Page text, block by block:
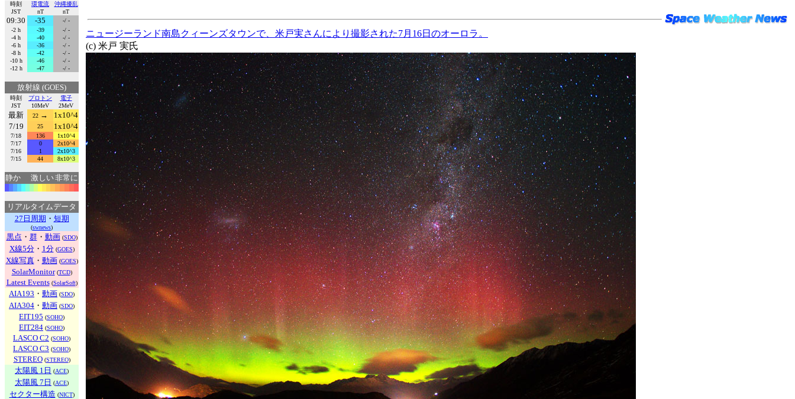
時刻
JST
環電流
nT
沖縄擾乱
nT
09:30 -35
-/ -
-2 h
-39
-/ -
-4 h
-40
-/ -
-6 h
-36
-/ -
-8 h
-42
-/ -
-10 h
-46
-/ -
-12 h
-47 -/ -
放射線 (GOES)
時刻
JST
プロトン
10MeV
電子
2MeV
最新 22 →
1x10^4
7/19
25 1x10^4
7/18 136
1x10^4
7/17
0
2x10^4
7/16
1
2x10^3
7/15
44 8x10^3
静か 激しい非常に
リアルタイムデータ
27日周期 ・ 短期
(swnews)
黒点 ・ 群・ 動画 (SDO)
X線5分・ 1分(GOES)
X線写真・ 動画 (GOES)
SolarMonitor(TCD)
Latest Events(SolarSoft)
AIA193 ・ 動画 (SDO)
AIA304 ・ 動画 (SDO)
EIT195 (SOHO)
EIT284 (SOHO)
LASCO C2 (SOHO)
LASCO C3 (SOHO)
STEREO(STEREO)
太陽風 1日 (ACE)
太陽風 7日 (ACE)
セクター構造 (NICT)
ニュージーランド南島クィーンズタウンで、米戸実さんにより撮影された7月16日のオーロラ。
(c) 米戸 実氏